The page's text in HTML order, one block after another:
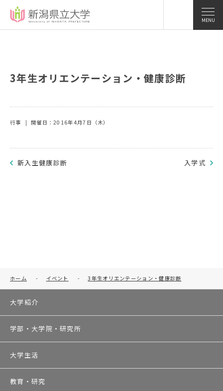
MENU
3年生オリエンテーション・健康診断
行事 開催日：2016年4月7日（木）
新入生健康診断 入学式
ホーム - イベント - 3年生オリエンテーション・健康診断
大学紹介
学部・大学院・研究所
大学生活
教育・研究